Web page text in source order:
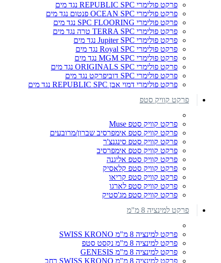
פרקט פולימרי REPUBLIC SPC נגד מים
פרקט פולימרי OCEAN SPC פנטום נגד מים
פרקט פולימרי SPC FLOORING נגד מים
פרקט פולימרי TERRA SPC טרה נגד מים
פרקט פולימרי Jupiter SPC נגד מים
פרקט פולימרי Royal SPC נגד מים
פרקט פולימרי MGM SPC נגד מים
פרקט פולימרי ORIGINALS SPC נגד מים
פרקט פולימרי SPC דוביפרקט נגד מים
פרקט פולימרי דמוי אבן REPUBLIC SPC נגד מים
פרקט קוויק סטפ
פרקט קוויק סטפ Muse
פרקט קוויק סטפ אימפרסיב שברון/מרובעים
פרקט קוויק סטפ סינגנצ'ר
פרקט קוויק סטפ אימפרסיב
פרקט קוויק סטפ אליגנה
פרקט קוויק סטפ קלאסיק
פרקט קוויק סטפ קריאו
פרקט קוויק סטפ לארגו
פרקט קוויק סטפ מג'סטיק
פרקט למינציה 8 מ"מ
פרקט למינציה 8 מ"מ SWISS KRONO
פרקט למינציה 8 מ"מ נקסט סטפ
פרקט למינציה 8 מ"מ GENESIS
פרקט למינציה 8 מ"מ SWISS KRONO רחב